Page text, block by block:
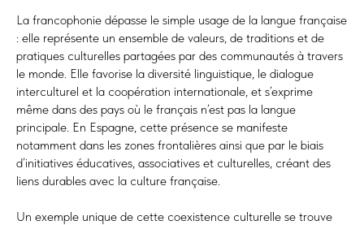
La francophonie dépasse le simple usage de la langue française
: elle représente un ensemble de valeurs, de traditions et de
pratiques culturelles partagées par des communautés à travers
le monde. Elle favorise la diversité linguistique, le dialogue
interculturel et la coopération internationale, et s’exprime
même dans des pays où le français n’est pas la langue
principale. En Espagne, cette présence se manifeste
notamment dans les zones frontalières ainsi que par le biais
d’initiatives éducatives, associatives et culturelles, créant des
liens durables avec la culture française.
Un exemple unique de cette coexistence culturelle se trouve